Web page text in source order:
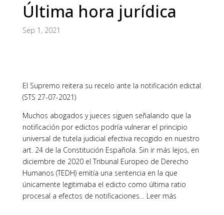
Última hora jurídica
Sep 1, 2021
El Supremo reitera su recelo ante la notificación edictal
(STS 27-07-2021)
Muchos abogados y jueces siguen señalando que la
notificación por edictos podría vulnerar el principio
universal de tutela judicial efectiva recogido en nuestro
art. 24 de la Constitución Española. Sin ir más lejos, en
diciembre de 2020 el Tribunal Europeo de Derecho
Humanos (TEDH) emitía una sentencia en la que
únicamente legitimaba el edicto como última ratio
procesal a efectos de notificaciones… Leer más